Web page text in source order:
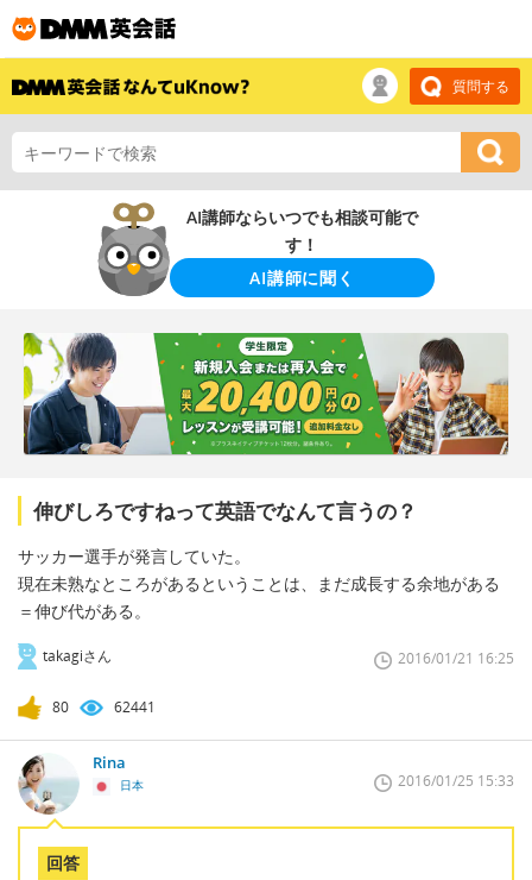
質問する
AI講師ならいつでも相談可能で
す！
AI講師に聞く
伸びしろですねって英語でなんて言うの？
サッカー選手が発言していた。
現在未熟なところがあるということは、まだ成長する余地がある
＝伸び代がある。
takagiさん 2016/01/21 16:25
80 62441
Rina
日本 2016/01/25 15:33
回答